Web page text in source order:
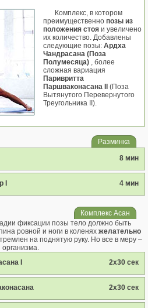
Комплекс, в котором
преимущественно позы из
положения стоя и увеличено
их количество. Добавлены
следующие позы: Ардха
Чандрасана (Поза
Полумесяца) , более
сложная вариация
Паривритта
Паршваконасана II
(Поза
Вытянутого Перевернутого
Треугольника II).
Разминка
8 мин
I 4 мин
Комплекс Асан
фиксации позы тело должно быть
ровной и ноги в коленях желательно
на поднятую руку. Но все в меру –
организма.
I 2x30 сек
2x30 сек